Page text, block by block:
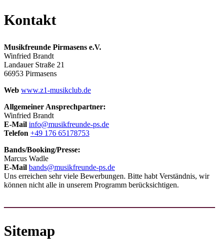
Kontakt
Musikfreunde Pirmasens e.V.
Winfried Brandt
Landauer Straße 21
66953 Pirmasens
Web www.z1-musikclub.de
Allgemeiner Ansprechpartner:
Winfried Brandt
E-Mail info@musikfreunde-ps.de
Telefon +49 176 65178753
Bands/Booking/Presse:
Marcus Wadle
E-Mail bands@musikfreunde-ps.de
Uns erreichen sehr viele Bewerbungen. Bitte habt Verständnis, wir
können nicht alle in unserem Programm berücksichtigen.
Sitemap